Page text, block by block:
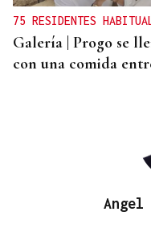
75 RESIDENTES
Galería | Progo se
con una comida
Angel